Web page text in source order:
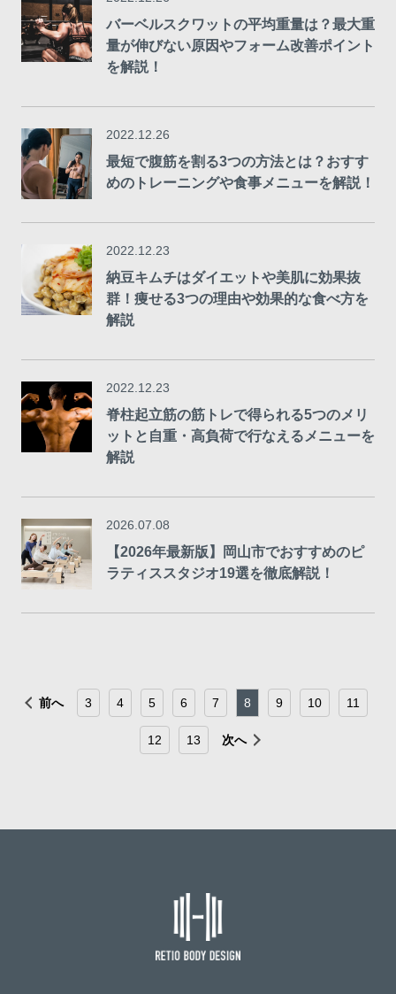
バーベルスクワットの平均重量は？最大重
量が伸びない原因やフォーム改善ポイント
を解説！
2022.12.26
最短で腹筋を割る3つの方法とは？おすす
めのトレーニングや食事メニューを解説！
2022.12.23
納豆キムチはダイエットや美肌に効果抜
群！痩せる3つの理由や効果的な食べ方を
解説
2022.12.23
脊柱起立筋の筋トレで得られる5つのメリ
ットと自重・高負荷で行なえるメニューを
解説
2026.07.08
【2026年最新版】岡山市でおすすめのピ
ラティススタジオ19選を徹底解説！
前へ 3 4 5 6 7 8 9 10 11
12 13 次へ